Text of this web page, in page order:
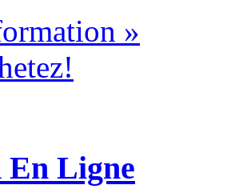
»
Ligne